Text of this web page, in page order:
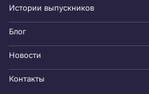
Истории выпускников
Блог
Новости
Контакты